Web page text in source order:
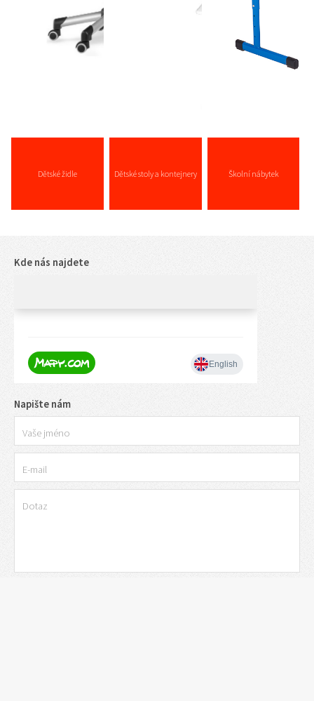
Dětské židle Dětské stoly a kontejnery Školní nábytek
Kde nás najdete
Napište nám